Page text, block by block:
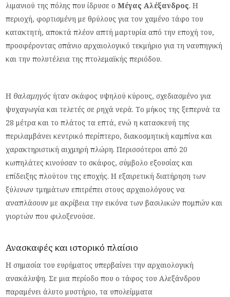
λιμανιού της πόλης που ίδρυσε οΜέγας Αλέξανδρος. Η
περιοχή, φορτισμένη με θρύλους για τον χαμένο τάφο του
κατακτητή, αποκτά πλέον απτή μαρτυρία από την εποχή του,
προσφέροντας σπάνιο αρχαιολογικό τεκμήριο για τη ναυπηγική
και την πολυτέλεια της πτολεμαϊκής περιόδου.
Η θαλαμηγός ήταν σκάφος υψηλού κύρους, σχεδιασμένο για
ψυχαγωγία και τελετές σε ρηχά νερά. Το μήκος της ξεπερνά τα
28 μέτρα και το πλάτος τα επτά, ενώ η κατασκευή της
περιλαμβάνει κεντρικό περίπτερο, διακοσμητική καμπίνα και
χαρακτηριστική αιχμηρή πλώρη. Περισσότεροι από 20
κωπηλάτες κινούσαν το σκάφος, σύμβολο εξουσίας και
επίδειξης πλούτου της εποχής. Η εξαιρετική διατήρηση των
ξύλινων τμημάτων επιτρέπει στους αρχαιολόγους να
αναπλάσουν με ακρίβεια την εικόνα των βασιλικών πομπών και
γιορτών που φιλοξενούσε.
Ανασκαφές και ιστορικό πλαίσιο
Η σημασία του ευρήματος υπερβαίνει την αρχαιολογική
ανακάλυψη. Σε μια περίοδο που ο τάφος του Αλεξάνδρου
παραμένει άλυτο μυστήριο, τα υπολείμματα